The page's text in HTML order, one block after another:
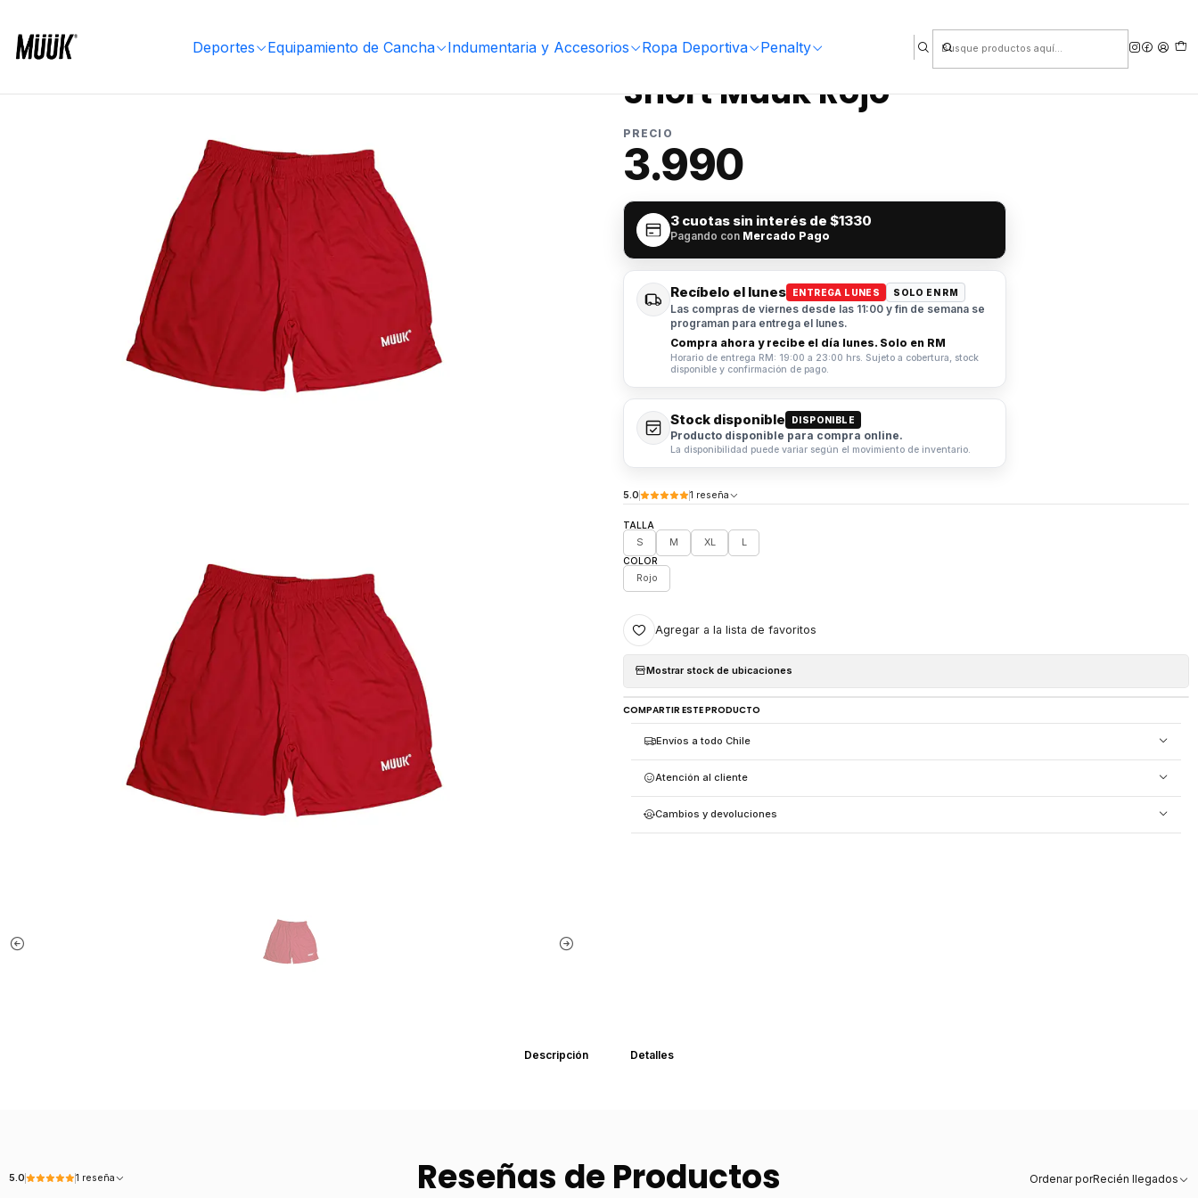
Deportes Equipamiento de Cancha Indumentaria y Accesorios Ropa Deportiva Penalty
Short Muuk Rojo
PRECIO
3.990
3 cuotas sin interés de $1330
Pagando con Mercado Pago
Recíbelo el lunes ENTREGA LUNES SOLO EN RM
Las compras de viernes desde las 11:00 y fin de semana se
programan para entrega el lunes.
Compra ahora y recibe el día lunes. Solo en RM
Horario de entrega RM: 19:00 a 23:00 hrs. Sujeto a cobertura, stock
disponible y confirmación de pago.
Stock disponible DISPONIBLE
Producto disponible para compra online.
La disponibilidad puede variar según el movimiento de inventario.
5.0 1 reseña
TALLA
S M XL L
COLOR
Rojo
Agregar a la lista de favoritos
Mostrar stock de ubicaciones
COMPARTIR ESTE PRODUCTO
Envíos a todo Chile
Atención al cliente
Cambios y devoluciones
Descripción Detalles
Reseñas de Productos
5.0 1 reseña Ordenar porRecién llegados